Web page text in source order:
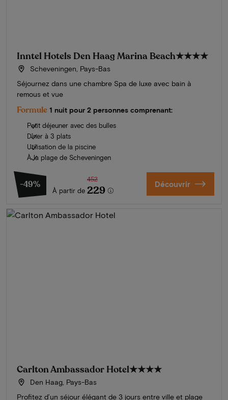
Inntel Hotels Den Haag Marina Beach★★★★
Scheveningen, Pays-Bas
Séjournez dans une chambre Spa de luxe avec bain à
remous et vue
Formule 1 nuit pour 2 personnes comprenant:
Petit déjeuner avec des bulles
Dîner à 3 plats
Utilisation de la piscine
À la plage de Scheveningen
-49%
À partir de
452
229 Découvrir
Carlton Ambassador Hotel★★★★
Den Haag, Pays-Bas
Profitez d’un séjour élégant de 3 jours entre ville et plage